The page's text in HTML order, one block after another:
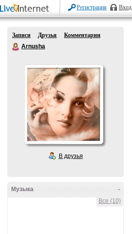
Регистрация Вход
Записи Друзья
Комментарии
Arnusha
В друзья
-
Музыка
Все (10)